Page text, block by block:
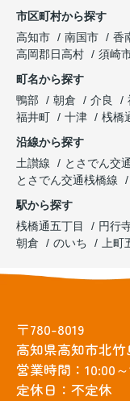
市区町村から探す
高知市
南国市 香
高岡郡日高村
須崎
町名から探す
鴨部
朝倉 介良
福井町
十津
桟橋
沿線から探す
土讃線
とさでん交
とさでん交通桟橋線
駅から探す
桟橋通五丁目
円行
朝倉
のいち 上町
〒780-8019
高知県高知市北竹
営業時間：10:00～
定休日：不定休